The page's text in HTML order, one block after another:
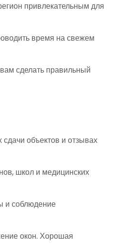
привлекательным для
время на свежем
сделать правильный
объектов и отзывах
школ и медицинских
и соблюдение
окон. Хорошая